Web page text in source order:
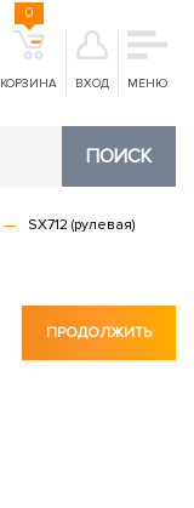
КОРЗИНА
0
ВХОД МЕНЮ
ПОИСК
SX712 (рулевая)
ПРОДОЛЖИТЬ